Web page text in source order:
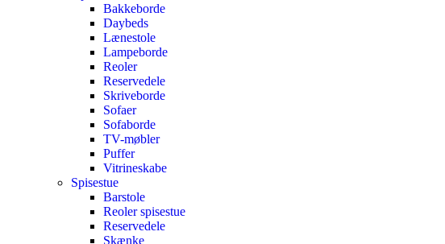
Bakkeborde
Daybeds
Lænestole
Lampeborde
Reoler
Reservedele
Skriveborde
Sofaer
Sofaborde
TV-møbler
Puffer
Vitrineskabe
Spisestue
Barstole
Reoler spisestue
Reservedele
Skænke